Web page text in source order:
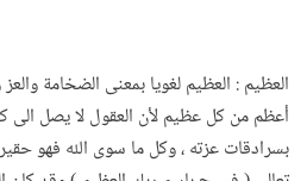
العظيم : العظيم لغويا بمعنى الضخامة والعز
أعظم من كل عظيم لأن العقول لا يصل الى
بسرادقات عزته ، وكل ما سوى الله فهو